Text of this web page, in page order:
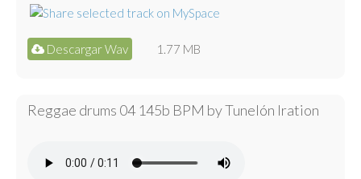
Descargar Wav 1.77 MB
Reggae drums 04 145b BPM by Tunelón Iration